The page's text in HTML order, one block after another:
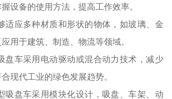
设备的使用方法，提高工作效率。
适应多种材质和形状的物体，如玻璃、金
用于建筑、制造、物流等领域。
盘车采用电动驱动或混合动力技术，减少
现代工业的绿色发展趋势。
吸盘车采用模块化设计，吸盘、车架、动